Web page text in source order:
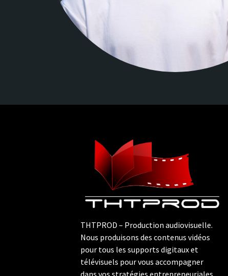
THTPROD – Production audiovisuelle.
Nous produisons des contenus vidéos
pour tous les supports digitaux et
télévisuels pour vous accompagner